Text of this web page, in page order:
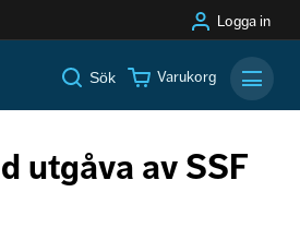
Logga in
Sök Varukorg
utgåva av SSF